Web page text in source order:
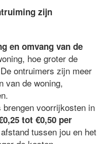
zijn
en omvang van de
hoe groter de
ontruimers zijn meer
van de woning,
brengen voorrijkosten in
tot €0,50 per
tussen jou en het